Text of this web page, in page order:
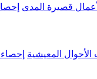
قصيرة المدى
الأحوال المعيشية